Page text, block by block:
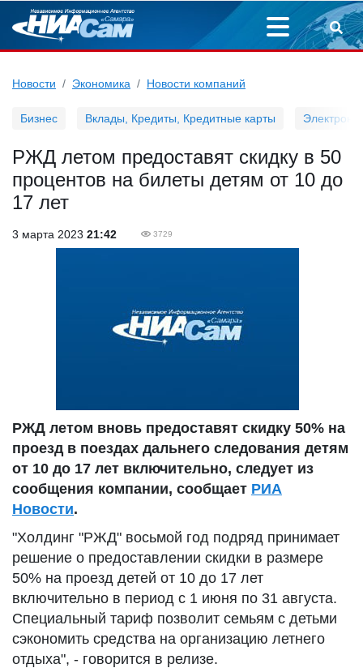
Новости Экономика Новости компаний
Бизнес Вклады, Кредиты, Кредитные карты
РЖД летом предоставят скидку в 50
процентов на билеты детям от 10 до
17 лет
3 марта 2023 21:42 3729
РЖД летом вновь предоставят скидку 50% на
проезд в поездах дальнего следования детям
от 10 до 17 лет включительно, следует из
сообщения компании, сообщает РИА
Новости.
"Холдинг "РЖД" восьмой год подряд принимает
решение о предоставлении скидки в размере
50% на проезд детей от 10 до 17 лет
включительно в период с 1 июня по 31 августа.
Специальный тариф позволит семьям с детьми
сэкономить средства на организацию летнего
отдыха", - говорится в релизе.